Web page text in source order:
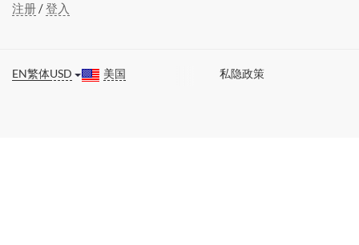
注册/登入
EN繁体USD 美国 私隐政策